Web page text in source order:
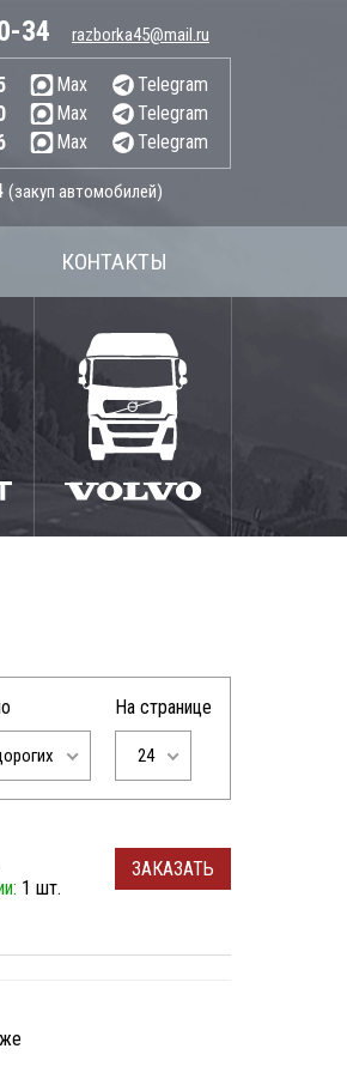
34 razborka45@mail.ru
Max Telegram
Max Telegram
Max Telegram
(закуп автомобилей)
КОНТАКТЫ
На странице
24
1 шт.
ЗАКАЗАТЬ